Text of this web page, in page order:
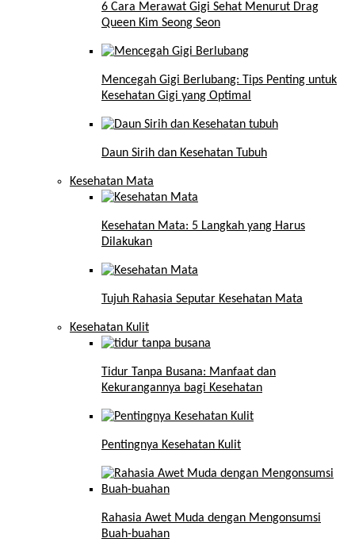
6 Cara Merawat Gigi Sehat Menurut Drag
Queen Kim Seong Seon
Mencegah Gigi Berlubang: Tips Penting untuk
Kesehatan Gigi yang Optimal
Daun Sirih dan Kesehatan Tubuh
Kesehatan Mata
Kesehatan Mata: 5 Langkah yang Harus
Dilakukan
Tujuh Rahasia Seputar Kesehatan Mata
Kesehatan Kulit
Tidur Tanpa Busana: Manfaat dan
Kekurangannya bagi Kesehatan
Pentingnya Kesehatan Kulit
Rahasia Awet Muda dengan Mengonsumsi
Buah-buahan